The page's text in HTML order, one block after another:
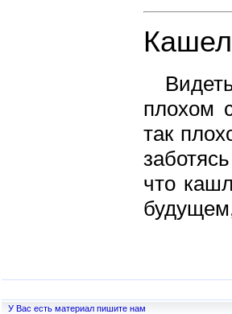
плохом
так
что
У Вас есть материал пишите нам